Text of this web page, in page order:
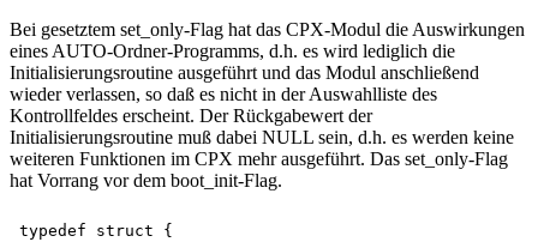
Bei gesetztem set_only-Flag hat das CPX-Modul die Auswirkungen
eines AUTO-Ordner-Programms, d.h. es wird lediglich die
Initialisierungsroutine ausgeführt und das Modul anschließend
wieder verlassen, so daß es nicht in der Auswahlliste des
Kontrollfeldes erscheint. Der Rückgabewert der
Initialisierungsroutine muß dabei NULL sein, d.h. es werden keine
weiteren Funktionen im CPX mehr ausgeführt. Das set_only-Flag
hat Vorrang vor dem boot_init-Flag.
typedef struct {